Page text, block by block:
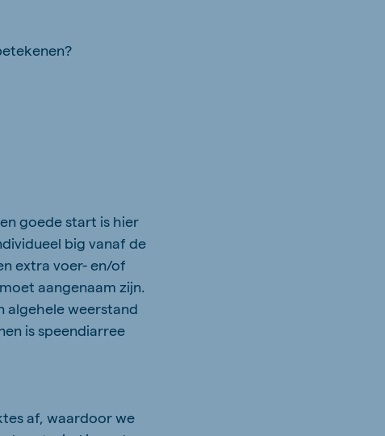
goede start is hier
big vanaf de
extra voer- en/of
aangenaam zijn.
algehele weerstand
is speendiarree
af, waardoor we